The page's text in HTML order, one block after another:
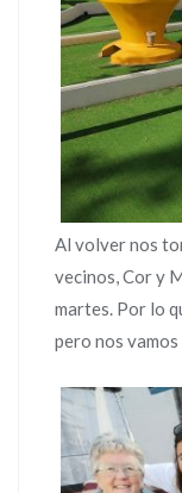
Al volver nos
vecinos, Cor y
martes. Por lo
pero nos